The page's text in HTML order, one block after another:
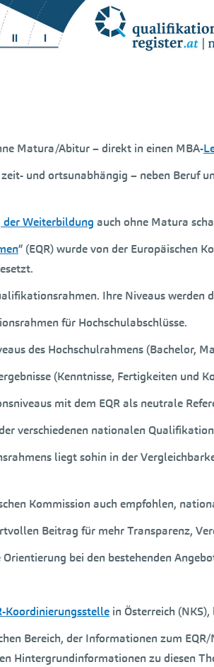
Matura/Abitur – direkt in einen MBA-
und ortsunabhängig – neben Beruf
Weiterbildung auch ohne Matura
“ (EQR) wurde von der Europäischen
Ihre Niveaus werden
für Hochschulabschlüsse.
des Hochschulrahmens (Bachelor,
(Kenntnisse, Fertigkeiten und
mit dem EQR als neutrale
verschiedenen nationalen
liegt sohin in der
Kommission auch empfohlen,
Beitrag für mehr Transparenz,
bei den bestehenden
Koordinierungsstelle in Österreich
Bereich, der Informationen zum
Hintergrundinformationen zu diesen